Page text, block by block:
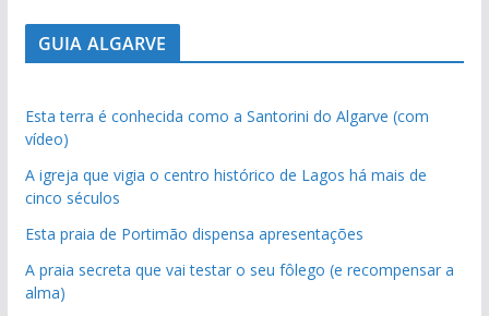
GUIA ALGARVE
Esta terra é conhecida como a Santorini do Algarve (com
vídeo)
A igreja que vigia o centro histórico de Lagos há mais de
cinco séculos
Esta praia de Portimão dispensa apresentações
A praia secreta que vai testar o seu fôlego (e recompensar a
alma)